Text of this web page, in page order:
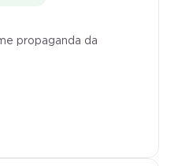
propaganda da